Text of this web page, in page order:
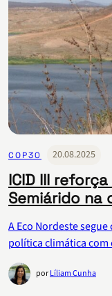
COP30 20.08.2025
ICID III
Semiárido na
A Eco Nordeste
política climática
porLíliam Cunha